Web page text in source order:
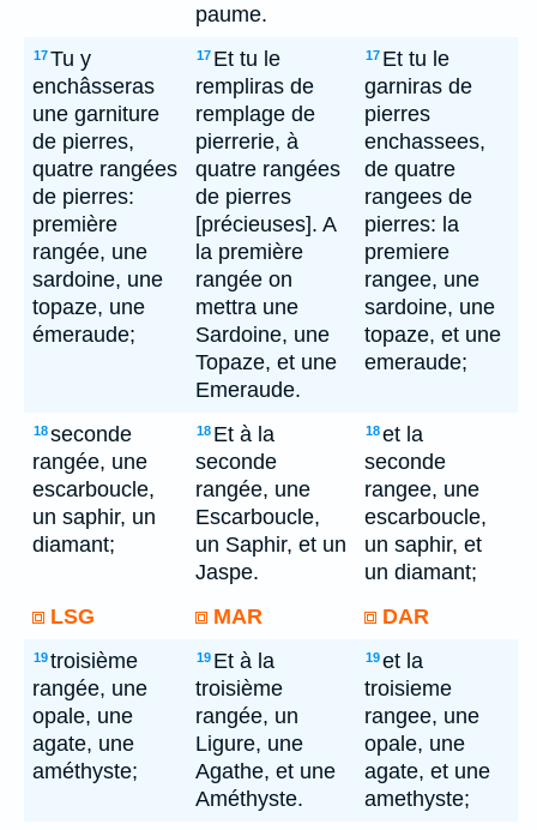
paume.
17Tu y
enchâsseras
une garniture
de pierres,
quatre rangées
de pierres:
première
rangée, une
sardoine, une
topaze, une
émeraude;
17 Et tu le
rempliras de
remplage de
pierrerie, à
quatre rangées
de pierres
[précieuses]. A
la première
rangée on
mettra une
Sardoine, une
Topaze, et une
Emeraude.
17 Et tu le
garniras de
pierres
enchassees,
de quatre
rangees de
pierres: la
premiere
rangee, une
sardoine, une
topaze, et une
emeraude;
18seconde
rangée, une
escarboucle,
un saphir, un
diamant;
18 Et à la
seconde
rangée, une
Escarboucle,
un Saphir, et un
Jaspe.
18et la
seconde
rangee, une
escarboucle,
un saphir, et
un diamant;
LSG
MAR DAR
19troisième
rangée, une
opale, une
agate, une
améthyste;
19 Et à la
troisième
rangée, un
Ligure, une
Agathe, et une
Améthyste.
19et la
troisieme
rangee, une
opale, une
agate, et une
amethyste;